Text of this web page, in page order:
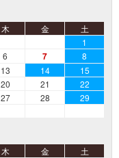
木 金
土
1
6 7
8
13 14
15
20 21
22
27 28
29
木 金
土